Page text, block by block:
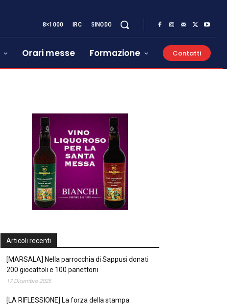
8×1000 IRC SINODO
Orari messe Formazione Contatti
Articoli recenti
[MARSALA] Nella parrocchia di Sappusi donati
200 giocattoli e 100 panettoni
17 Dicembre 2025
[LA RIFLESSIONE] La forza della stampa